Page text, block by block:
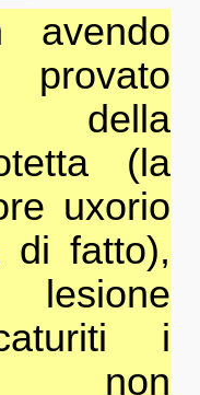
avendo
della
(la
uxorio
di fatto),
i
non